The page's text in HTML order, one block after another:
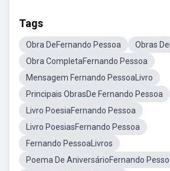
Tags
Obra DeFernando Pessoa
Obras
Obra CompletaFernando Pessoa
Mensagem Fernando PessoaLivro
Principais ObrasDe Fernando Pessoa
Livro PoesiaFernando Pessoa
Livro PoesiasFernando Pessoa
Fernando PessoaLivros
Poema De AniversárioFernando